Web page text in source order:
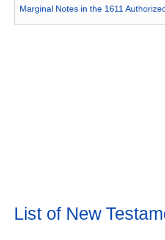
Marginal Notes in the 1611
List of New